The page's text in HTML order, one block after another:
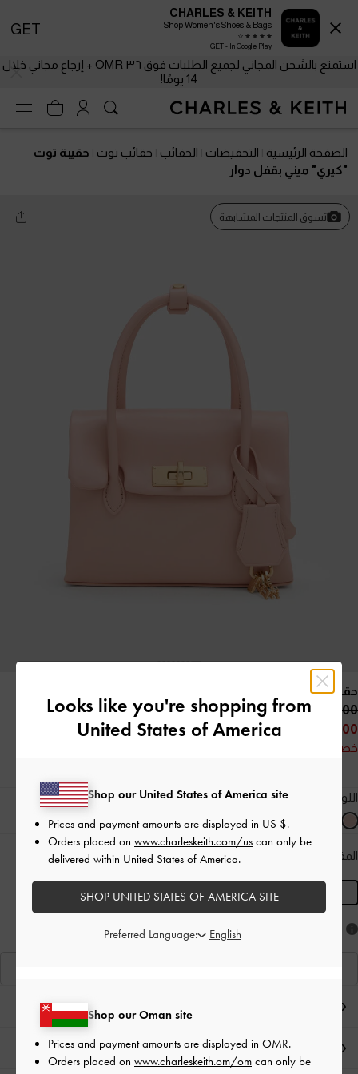
استمتع بالشحن المجاني لجميع الطلبات فوق ٣٦ OMR + إرجاع مجاني خلال
14 يومًا!
الصفحة الرئيسية التخفيضات الحقائب حقائب توت
حقيبة توت
"كيري" ميني بقفل دوار
تسوق المنتجات المشابهة
حقيبة توت "كيري" ميني بقفل دوار
55.00 OMR
35.00 OMR
خصم 36%
اللون:
المقاس: المنتج غير متوفر حاليًا دليل المقاسات
هل أعجبكَ ما رأيت؟
تفاصيل المنتج وتعليمات العناية
CHARLES & KEITH
Shop Women's Shoes & Bags
GET - In Google Play
GET
Looks like you're shopping from
United States of America
Shop our Oman site
Prices and payment amounts are displayed in OMR.
Orders placed on www.charleskeith.om/om can only be
Shop our United States of America site
Prices and payment amounts are displayed in US $.
Orders placed on www.charleskeith.com/us can only be
delivered within United States of America.
SHOP UNITED STATES OF AMERICA SITE
Preferred Language: